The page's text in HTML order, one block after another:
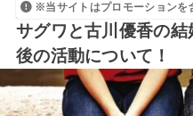
※当サイトはプロモーションを
サグワと古川優香の
後の活動について！